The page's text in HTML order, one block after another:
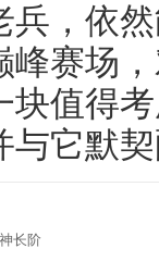
兵，依
峰赛场
块值得
与它默
长阶